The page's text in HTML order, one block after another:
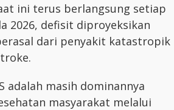
ini terus berlangsung setiap
2026, defisit diproyeksikan
dari penyakit katastropik
adalah masih dominannya
masyarakat melalui